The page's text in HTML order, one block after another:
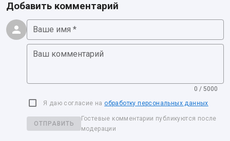
Добавить комментарий
Ваше имя *
Ваш комментарий
0 / 5000
Я даю согласие на обработку персональных данных
ОТПРАВИТЬ
Гостевые комментарии публикуются после
модерации